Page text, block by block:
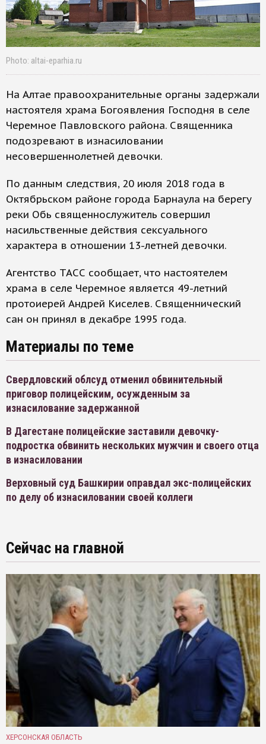
Photo: altai-eparhia.ru
На Алтае правоохранительные органы задержали
настоятеля храма Богоявления Господня в селе
Черемное Павловского района. Священника
подозревают в изнасиловании
несовершеннолетней девочки.
По данным следствия, 20 июля 2018 года в
Октябрьском районе города Барнаула на берегу
реки Обь священнослужитель совершил
насильственные действия сексуального
характера в отношении 13-летней девочки.
Агентство ТАСС сообщает, что настоятелем
храма в селе Черемное является 49-летний
протоиерей Андрей Киселев. Священнический
сан он принял в декабре 1995 года.
Материалы по теме
Свердловский облсуд отменил обвинительный
приговор полицейским, осужденным за
изнасилование задержанной
В Дагестане полицейские заставили девочку-
подростка обвинить нескольких мужчин и своего отца
в изнасиловании
Верховный суд Башкирии оправдал экс-полицейских
по делу об изнасиловании своей коллеги
Сейчас на главной
ХЕРСОНСКАЯ ОБЛАСТЬ